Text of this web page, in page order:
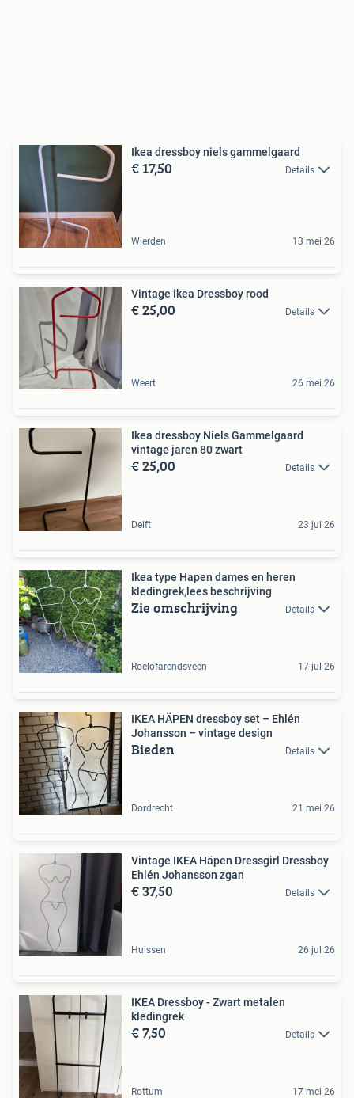
Ikea dressboy niels gammelgaard
€ 17,50 Details
Wierden 13 mei 26
Vintage ikea Dressboy rood
€ 25,00 Details
Weert 26 mei 26
Ikea dressboy Niels Gammelgaard
vintage jaren 80 zwart
€ 25,00 Details
Delft 23 jul 26
Ikea type Hapen dames en heren
kledingrek,lees beschrijving
Zie omschrijving Details
Roelofarendsveen 17 jul 26
IKEA HÄPEN dressboy set – Ehlén
Johansson – vintage design
Bieden Details
Dordrecht 21 mei 26
Vintage IKEA Häpen Dressgirl Dressboy
Ehlén Johansson zgan
€ 37,50 Details
Huissen 26 jul 26
IKEA Dressboy - Zwart metalen
kledingrek
€ 7,50 Details
Rottum 17 mei 26